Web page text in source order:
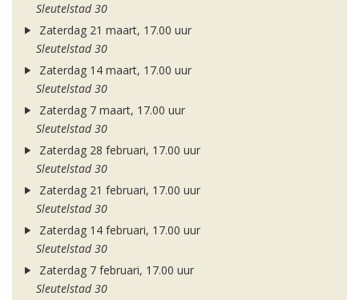
Sleutelstad 30
Zaterdag 21 maart, 17.00 uur
Sleutelstad 30
Zaterdag 14 maart, 17.00 uur
Sleutelstad 30
Zaterdag 7 maart, 17.00 uur
Sleutelstad 30
Zaterdag 28 februari, 17.00 uur
Sleutelstad 30
Zaterdag 21 februari, 17.00 uur
Sleutelstad 30
Zaterdag 14 februari, 17.00 uur
Sleutelstad 30
Zaterdag 7 februari, 17.00 uur
Sleutelstad 30